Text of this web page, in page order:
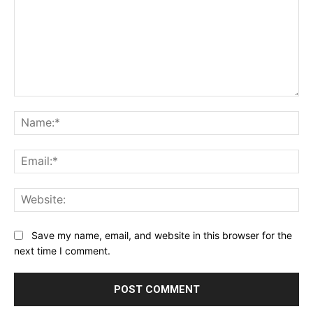
Save my name, email, and website in this browser for the
next time I comment.